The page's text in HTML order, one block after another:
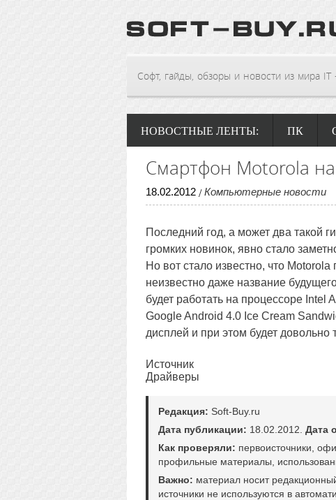
Софт, гайды, обзоры и новости из мира IT
НОВОСТНЫЕ ЛЕНТЫ: ПК
Смартфон Motorola
18.02.2012 / Компьютерные новости
Последний год, а может два такой
громких новинок, явно стало
Но вот стало известно, что
неизвестно даже название
будет работать на процессоре Intel
Google Android 4.0 Ice Cream
дисплей и при этом будет довольно
Источник
Драйверы
Редакция: Soft-Buy.ru
Дата публикации: 18.02.2012. Дата
Как проверяли: первоисточники,
профильные материалы,
Важно: материал носит
источники не используются в